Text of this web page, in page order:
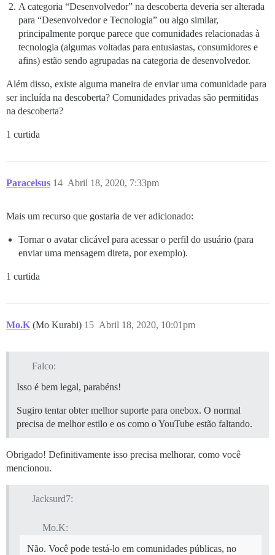
A categoria “Desenvolvedor” na descoberta deveria ser alterada
para “Desenvolvedor e Tecnologia” ou algo similar,
principalmente porque parece que comunidades relacionadas à
tecnologia (algumas voltadas para entusiastas, consumidores e
afins) estão sendo agrupadas na categoria de desenvolvedor.
Além disso, existe alguma maneira de enviar uma comunidade para
ser incluída na descoberta? Comunidades privadas são permitidas
na descoberta?
1 curtida
Paracelsus Abril 18, 2020, 7:33pm
14
Mais um recurso que gostaria de ver adicionado:
Tornar o avatar clicável para acessar o perfil do usuário (para
enviar uma mensagem direta, por exemplo).
1 curtida
Mo.K (Mo Kurabi) Abril 18, 2020, 10:01pm
15
Falco:
Isso é bem legal, parabéns!
Sugiro tentar obter melhor suporte para onebox. O normal
precisa de melhor estilo e os como o YouTube estão faltando.
Obrigado! Definitivamente isso precisa melhorar, como você
mencionou.
Jacksurd7:
Mo.K:
Não. Você pode testá-lo em comunidades públicas, no